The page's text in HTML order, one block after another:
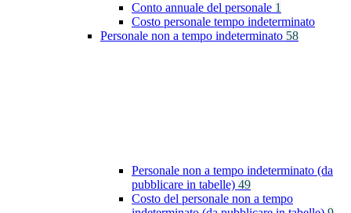
Conto annuale del personale 1
Costo personale tempo indeterminato
Personale non a tempo indeterminato 58
Personale non a tempo indeterminato (da
pubblicare in tabelle) 49
Costo del personale non a tempo